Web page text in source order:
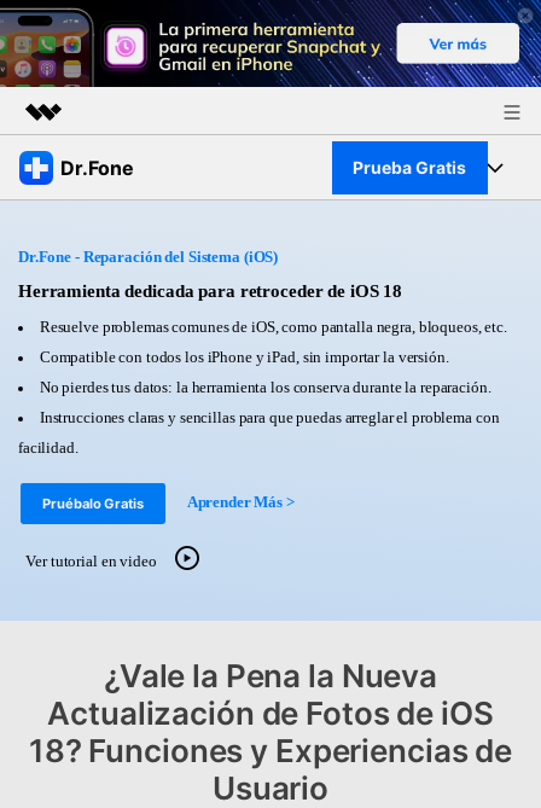
Productos destacados
Quiénes somos
Dr.Fone Prueba Gratis
Ver Kit Completo >
Productos
Para PC
Para Celular
Más
Recursos
Descubre lo mejor de Dr.Fone
Guías
Blog
Transferencia de Datos
Encuentra Más Soluciones
Desbloqueo FRP en Android 16
Dr.Fone - Reparación del Sistema (iOS)
Herramienta dedicada para retroceder de iOS 18
Resuelve problemas comunes de iOS, como pantalla negra, bloqueos, etc.
Compatible con todos los iPhone y iPad, sin importar la versión.
No pierdes tus datos: la herramienta los conserva durante la reparación.
Instrucciones claras y sencillas para que puedas arreglar el problema con
facilidad.
Pruébalo Gratis Aprender Más >
Ver tutorial en video
¿Vale la Pena la Nueva
Actualización de Fotos de iOS
18? Funciones y Experiencias de
Usuario